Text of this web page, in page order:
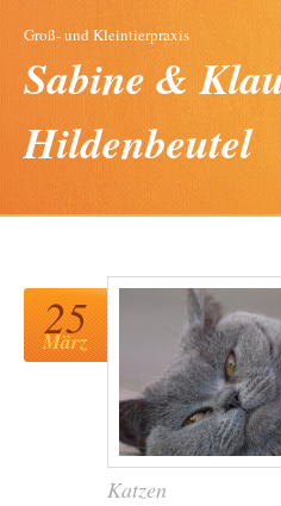
Groß- und Kleintierpraxis
Sabine &
Hildenbeutel
25
März
Katzen